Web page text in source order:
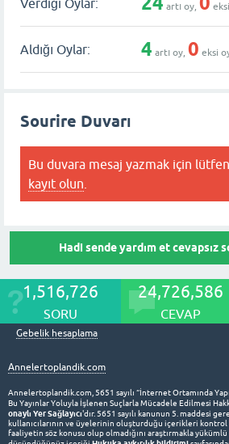
artı oy,
Aldığı Oylar: 4 artı oy, 0 eksi
Sourire Duvarı
Bu duvara mesaj yazmak için lütfen
kayıt olun
Hadi sende yardım et cevapsız
1,516,726
SORU
24,726,586
CEVAP
Gebelik hesaplama
Annelertoplandik.com
Annelertoplandik.com, 5651 sayılı “İnternet Ortamında
Bu Yayınlar Yoluyla İşlenen Suçlarla Mücadele Edilmesi
onaylı Yer Sağlayıcı'dır. 5651 sayılı kanunun 5. maddesi
kullanıcılarının ve üyelerinin oluşturduğu içerikleri kontrol
faaliyetin söz konusu olup olmadığını araştırmakla